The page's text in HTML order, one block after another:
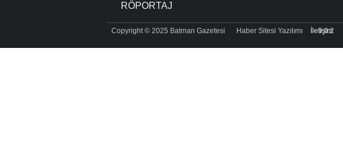
RÖPORTAJ
Copyright © 2025 Batman Gazetesi Haber Sitesi Yazılımı - 9.0.2
İletişim